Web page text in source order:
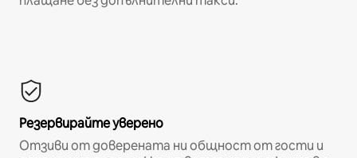
Резервирайте уверено
Отзиви от доверената ни общност от гости и